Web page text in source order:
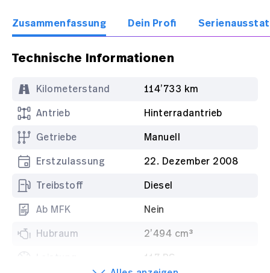
Zusammenfassung Dein Profi
Technische Informationen
Kilometerstand
114’733 km
Antrieb
Hinterradantrieb
Getriebe
Manuell
Erstzulassung
22. Dezember 2008
Treibstoff
Diesel
Ab MFK
Nein
Hubraum
2’494 cm³
117 PS